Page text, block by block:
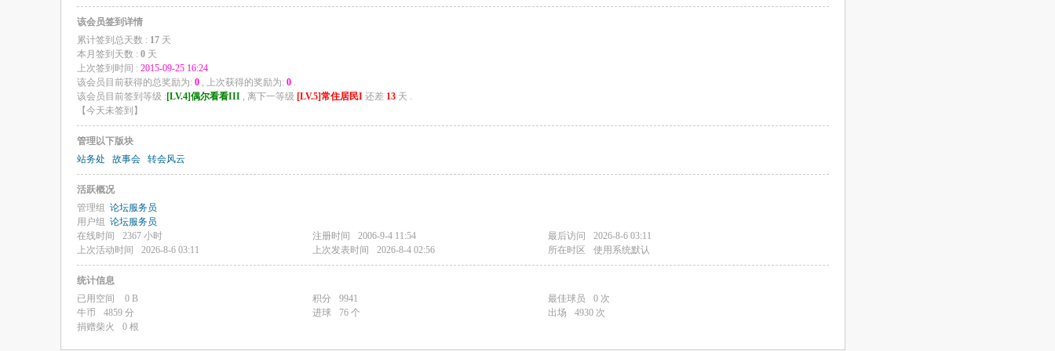
该会员签到详情
累计签到总天数 : 17 天
本月签到天数 : 0 天
上次签到时间 : 2015-09-25 16:24
该会员目前获得的总奖励为: 0 , 上次获得的奖励为: 0 .
该会员目前签到等级 : [LV.4]偶尔看看III , 离下一等级 [LV.5]常住居民I 还差 13 天 .
【今天未签到 】
管理以下版块
站务处
故事会 转会风云
活跃概况
管理组 论坛服务员
用户组 论坛服务员
在线时间
2367 小时 注册时间 2006-9-4 11:54 最后访问
2026-8-6 03:11
上次活动时间
2026-8-6 03:11 上次发表时间 2026-8-4 02:56 所在时区 使用系统默认
统计信息
已用空间
0 B 积分 9941 最佳球员
0 次
牛币
4859 分 进球 76 个 出场
4930 次
捐赠柴火
0 根